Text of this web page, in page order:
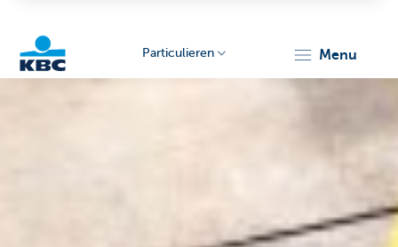
Particulieren menu